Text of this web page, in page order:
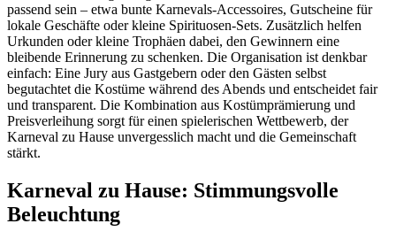
passend sein – etwa bunte Karnevals-Accessoires, Gutscheine für
lokale Geschäfte oder kleine Spirituosen-Sets. Zusätzlich helfen
Urkunden oder kleine Trophäen dabei, den Gewinnern eine
bleibende Erinnerung zu schenken. Die Organisation ist denkbar
einfach: Eine Jury aus Gastgebern oder den Gästen selbst
begutachtet die Kostüme während des Abends und entscheidet fair
und transparent. Die Kombination aus Kostümprämierung und
Preisverleihung sorgt für einen spielerischen Wettbewerb, der
Karneval zu Hause unvergesslich macht und die Gemeinschaft
stärkt.
Karneval zu Hause: Stimmungsvolle
Beleuchtung